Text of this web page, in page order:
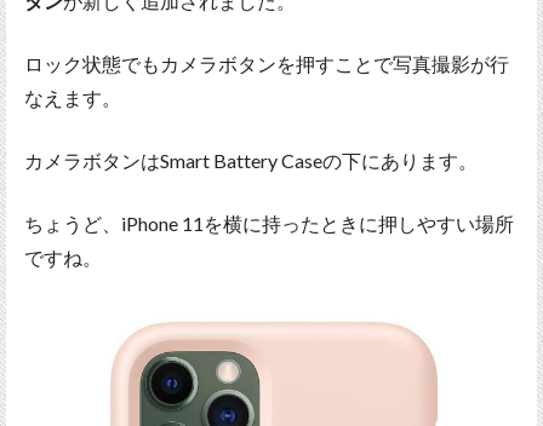
ロック状態でもカメラボタンを押すことで写真撮影が行
なえます。
カメラボタンはSmart Battery Caseの下にあります。
ちょうど、iPhone 11を横に持ったときに押しやすい場所
ですね。